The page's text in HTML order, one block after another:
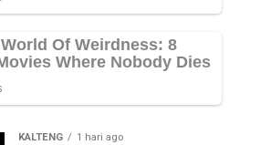
KALTENG 1 hari ago